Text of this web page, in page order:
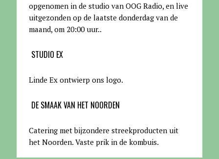
opgenomen in de studio van OOG Radio, en live
uitgezonden op de laatste donderdag van de
maand, om 20:00 uur..
STUDIO EX
Linde Ex ontwierp ons logo.
DE SMAAK VAN HET NOORDEN
Catering met bijzondere streekproducten uit
het Noorden. Vaste prik in de kombuis.